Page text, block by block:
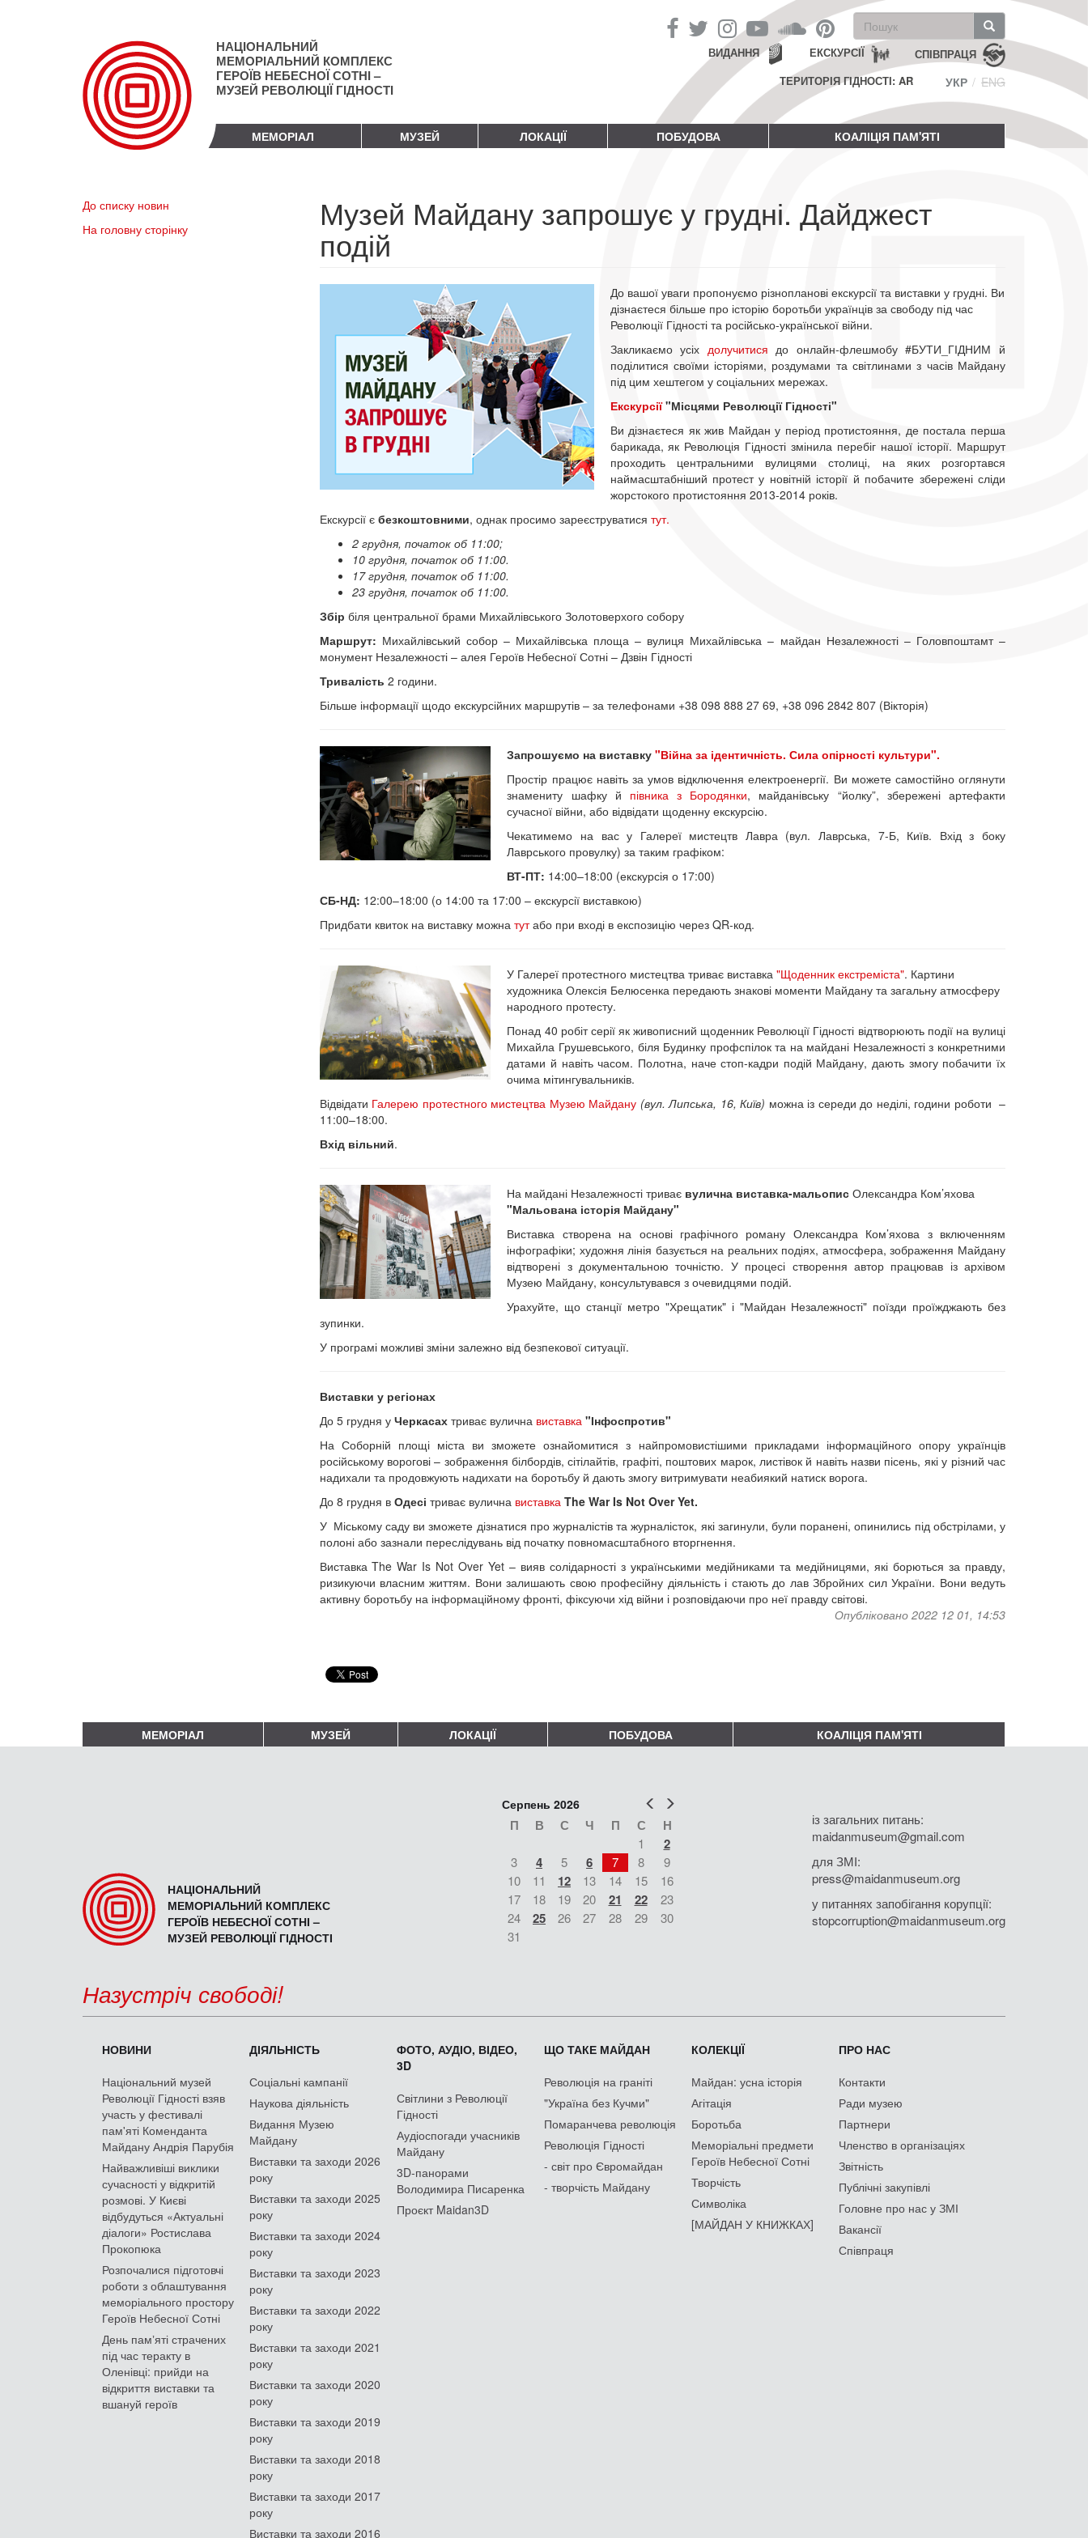
НАЦІОНАЛЬНИЙ
МЕМОРІАЛЬНИЙ КОМПЛЕКС
ГЕРОЇВ НЕБЕСНОЇ СОТНІ –
МУЗЕЙ РЕВОЛЮЦІЇ ГІДНОСТІ
Пошукова
форма
Пошук СПІВПРАЦЯ
ЕКСКУРСІЇ
ВИДАННЯ
ТЕРИТОРІЯ ГІДНОСТІ: AR
УКР ENG
МЕМОРІАЛ МУЗЕЙ ЛОКАЦІЇ ПОБУДОВА КОАЛІЦІЯ ПАМ'ЯТІ
До списку новин
На головну сторінку
Музей Майдану запрошує у грудні. Дайджест
подій
До вашої уваги пропонуємо різнопланові екскурсії та виставки у грудні. Ви
дізнаєтеся більше про історію боротьби українців за свободу під час
Революції Гідності та російсько-української війни.
Закликаємо усіх долучитися до онлайн-флешмобу #БУТИ_ГІДНИМ й
поділитися своїми історіями, роздумами та світлинами з часів Майдану
під цим хештегом у соціальних мережах.
Екскурсії"Місцями Революції Гідності"
Ви дізнаєтеся як жив Майдан у період протистояння, де постала перша
барикада, як Революція Гідності змінила перебіг нашої історії. Маршрут
проходить центральними вулицями столиці, на яких розгортався
наймасштабніший протест у новітній історії й побачите збережені сліди
жорстокого протистояння 2013-2014 років.
Екскурсії є безкоштовними, однак просимо зареєструватися тут.
2 грудня, початок об 11:00;
10 грудня, початок об 11:00.
17 грудня, початок об 11:00.
23 грудня, початок об 11:00.
Збір біля центральної брами Михайлівського Золотоверхого собору
Маршрут: Михайлівський собор – Михайлівська площа – вулиця Михайлівська – майдан Незалежності – Головпоштамт –
монумент Незалежності – алея Героїв Небесної Сотні – Дзвін Гідності
Тривалість 2 години.
Більше інформації щодо екскурсійних маршрутів – за телефонами +38 098 888 27 69, +38 096 2842 807 (Вікторія)
Запрошуємо на виставку "Війна за ідентичність. Сила опірності культури".
Простір працює навіть за умов відключення електроенергії. Ви можете самостійно оглянути
знамениту шафку й півника з Бородянки, майданівську “йолку”, збережені артефакти
сучасної війни, або відвідати щоденну екскурсію.
Чекатимемо на вас у Галереї мистецтв Лавра (вул. Лаврська, 7-Б, Київ. Вхід з боку
Лаврського провулку) за таким графіком:
ВТ-ПТ: 14:00–18:00 (екскурсія о 17:00)
СБ-НД: 12:00–18:00 (о 14:00 та 17:00 – екскурсії виставкою)
Придбати квиток на виставку можна тутабо при вході в експозицію через QR-код.
У Галереї протестного мистецтва триває виставка"Щоденник екстреміста". Картини
художника Олексія Белюсенка передають знакові моменти Майдану та загальну атмосферу
народного протесту.
Понад 40 робіт серії як живописний щоденник Революції Гідності відтворюють події на вулиці
Михайла Грушевського, біля Будинку профспілок та на майдані Незалежності з конкретними
датами й навіть часом. Полотна, наче стоп-кадри подій Майдану, дають змогу побачити їх
очима мітингувальників.
Відвідати Галерею протестного мистецтва Музею Майдану (вул. Липська, 16, Київ) можна із середи до неділі, години роботи –
11:00–18:00.
Вхід вільний.
На майдані Незалежності триває вулична виставка-мальопис Олександра Ком’яхова
"Мальована історія Майдану"
Виставка створена на основі графічного роману Олександра Ком’яхова з включенням
інфографіки; художня лінія базується на реальних подіях, атмосфера, зображення Майдану
відтворені з документальною точністю. У процесі створення автор працював із архівом
Музею Майдану, консультувався з очевидцями подій.
Урахуйте, що станції метро "Хрещатик" і "Майдан Незалежності" поїзди проїжджають без
зупинки.
У програмі можливі зміни залежно від безпекової ситуації.
Виставки у регіонах
До 5 грудня у Черкасах триває вулична виставка "Інфоспротив"
На Соборній площі міста ви зможете ознайомитися з найпромовистішими прикладами інформаційного опору українців
російському ворогові – зображення білбордів, сітілайтів, графіті, поштових марок, листівок й навіть назви пісень, які у різний час
надихали та продовжують надихати на боротьбу й дають змогу витримувати неабиякий натиск ворога.
До 8 грудня в Одесі триває вулична виставка The War Is Not Over Yet.
У Міському саду ви зможете дізнатися про журналістів та журналісток, які загинули, були поранені, опинились під обстрілами, у
полоні або зазнали переслідувань від початку повномасштабного вторгнення.
Виставка The War Is Not Over Yet – вияв солідарності з українськими медійниками та медійницями, які борються за правду,
ризикуючи власним життям. Вони залишають свою професійну діяльність і стають до лав Збройних сил України. Вони ведуть
активну боротьбу на інформаційному фронті, фіксуючи хід війни і розповідаючи про неї правду світові.
Опубліковано 2022 12 01, 14:53
МЕМОРІАЛ МУЗЕЙ ЛОКАЦІЇ ПОБУДОВА КОАЛІЦІЯ ПАМ'ЯТІ
НАЦІОНАЛЬНИЙ
МЕМОРІАЛЬНИЙ КОМПЛЕКС
ГЕРОЇВ НЕБЕСНОЇ СОТНІ –
МУЗЕЙ РЕВОЛЮЦІЇ ГІДНОСТІ
Попер
Серпень 2026
П В С Ч П С Н
1 2
3 4 5 6 7 8
9
10
11 12 13 14 15
16
17
18 19 20 21 22
23
24
25 26 27 28 29
30
31
із загальних питань:
maidanmuseum@gmail.com
для ЗМІ:
press@maidanmuseum.org
у питаннях запобігання корупції:
stopcorruption@maidanmuseum.org
Назустріч свободі!
НОВИНИ
Національний музей
Революції Гідності взяв
участь у фестивалі
пам'яті Коменданта
Майдану Андрія Парубія
Найважливіші виклики
сучасності у відкритій
розмові. У Києві
відбудуться «Актуальні
діалоги» Ростислава
Прокопюка
Розпочалися підготовчі
роботи з облаштування
меморіального простору
Героїв Небесної Сотні
День памʼяті страчених
під час теракту в
Оленівці: прийди на
відкриття виставки та
вшануй героїв
ДІЯЛЬНІСТЬ
Соціальні кампанії
Наукова діяльність
Видання Музею
Майдану
Виставки та заходи 2026
року
Виставки та заходи 2025
року
Виставки та заходи 2024
року
Виставки та заходи 2023
року
Виставки та заходи 2022
року
Виставки та заходи 2021
року
Виставки та заходи 2020
року
Виставки та заходи 2019
року
Виставки та заходи 2018
року
Виставки та заходи 2017
року
Виставки та заходи 2016
ФОТО, АУДІО, ВІДЕО,
3D
Світлини з Революції
Гідності
Аудіоспогади учасників
Майдану
3D-панорами
Володимира Писаренка
Проєкт Maidan3D
ЩО ТАКЕ МАЙДАН
Революція на граніті
"Україна без Кучми"
Помаранчева революція
Революція Гідності
- світ про Євромайдан
- творчість Майдану
КОЛЕКЦІЇ
Майдан: усна історія
Агітація
Боротьба
Меморіальні предмети
Героїв Небесної Сотні
Творчість
Символіка
[МАЙДАН У КНИЖКАХ]
ПРО НАС
Контакти
Ради музею
Партнери
Членство в організаціях
Звітність
Публічні закупівлі
Головне про нас у ЗМІ
Вакансії
Співпраця